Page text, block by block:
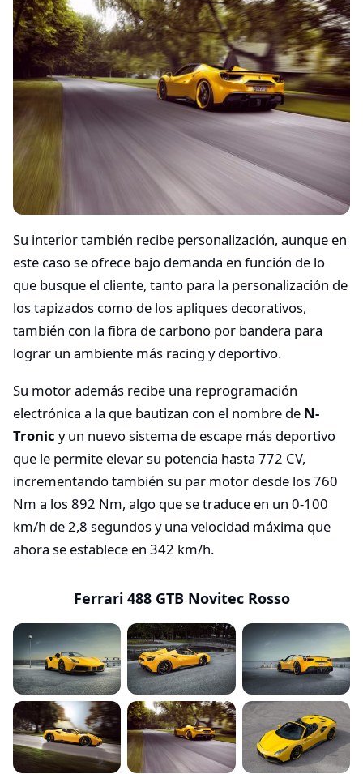
Su interior también recibe personalización, aunque en
este caso se ofrece bajo demanda en función de lo
que busque el cliente, tanto para la personalización de
los tapizados como de los apliques decorativos,
también con la fibra de carbono por bandera para
lograr un ambiente más racing y deportivo.
Su motor además recibe una reprogramación
electrónica a la que bautizan con el nombre de N-
Tronic y un nuevo sistema de escape más deportivo
que le permite elevar su potencia hasta 772 CV,
incrementando también su par motor desde los 760
Nm a los 892 Nm, algo que se traduce en un 0-100
km/h de 2,8 segundos y una velocidad máxima que
ahora se establece en 342 km/h.
Ferrari 488 GTB Novitec Rosso